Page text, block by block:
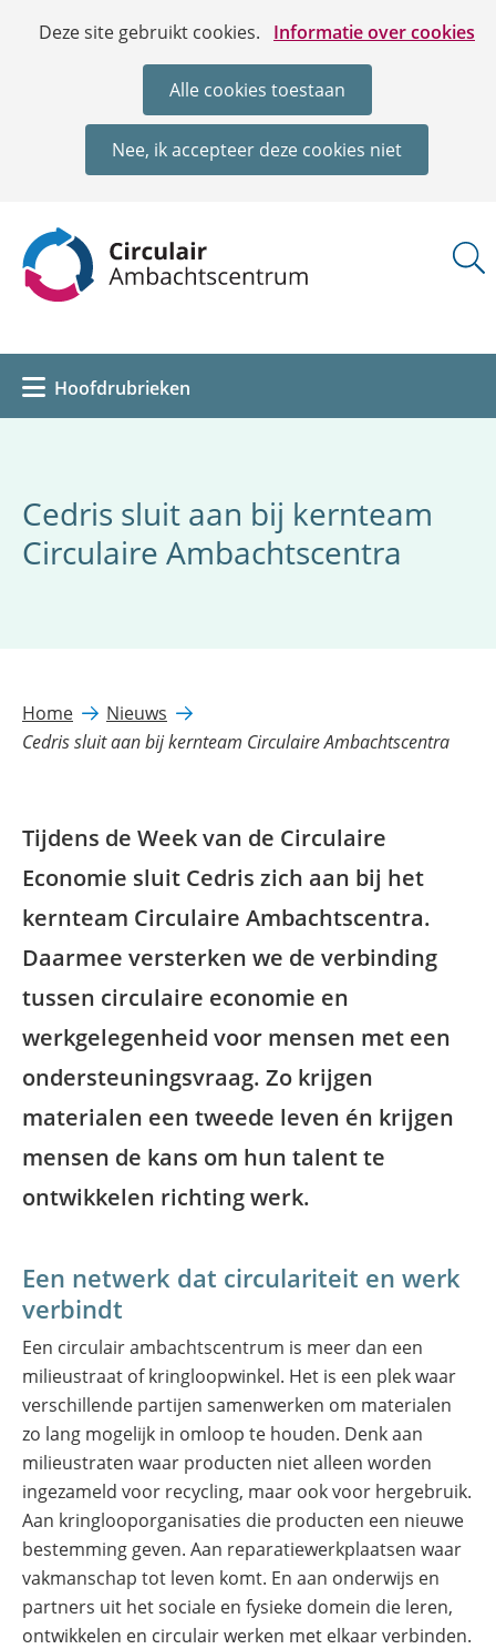
Cookies
Deze site gebruikt cookies. Informatie over cookies
Hier
deze
website
worden
of
geweigerd.
Alle cookies toestaan
Nee, ik accepteer deze cookies niet
Ga
de
inhoud
Hoofdrubrieken
Cedris sluit aan bij kernteam
Circulaire Ambachtscentra
Home
Nieuws
Cedris sluit aan bij kernteam Circulaire Ambachtscentra
Tijdens de Week van de Circulaire
Economie sluit Cedris zich aan bij het
kernteam Circulaire Ambachtscentra.
Daarmee versterken we de verbinding
tussen circulaire economie en
werkgelegenheid voor mensen met een
ondersteuningsvraag. Zo krijgen
materialen een tweede leven én krijgen
mensen de kans om hun talent te
ontwikkelen richting werk.
Een netwerk dat circulariteit en werk
verbindt
Een circulair ambachtscentrum is meer dan een
milieustraat of kringloopwinkel. Het is een plek waar
verschillende partijen samenwerken om materialen
zo lang mogelijk in omloop te houden. Denk aan
milieustraten waar producten niet alleen worden
ingezameld voor recycling, maar ook voor hergebruik.
Aan kringlooporganisaties die producten een nieuwe
bestemming geven. Aan reparatiewerkplaatsen waar
vakmanschap tot leven komt. En aan onderwijs en
partners uit het sociale en fysieke domein die leren,
ontwikkelen en circulair werken met elkaar verbinden.